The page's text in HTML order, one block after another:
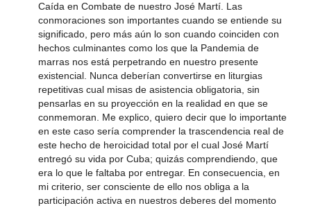
Caída en Combate de nuestro José Martí. Las
conmoraciones son importantes cuando se entiende su
significado, pero más aún lo son cuando coinciden con
hechos culminantes como los que la Pandemia de
marras nos está perpetrando en nuestro presente
existencial. Nunca deberían convertirse en liturgias
repetitivas cual misas de asistencia obligatoria, sin
pensarlas en su proyección en la realidad en que se
conmemoran. Me explico, quiero decir que lo importante
en este caso sería comprender la trascendencia real de
este hecho de heroicidad total por el cual José Martí
entregó su vida por Cuba; quizás comprendiendo, que
era lo que le faltaba por entregar. En consecuencia, en
mi criterio, ser consciente de ello nos obliga a la
participación activa en nuestros deberes del momento